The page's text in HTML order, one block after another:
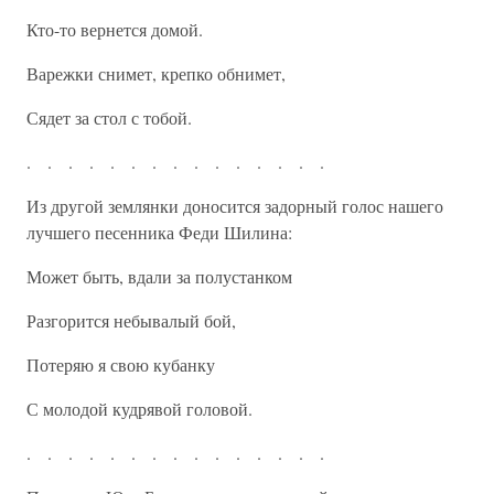
Кто-то вернется домой.
Варежки снимет, крепко обнимет,
Сядет за стол с тобой.
. . . . . . . . . . . . . . .
Из другой землянки доносится задорный голос нашего
лучшего песенника Феди Шилина:
Может быть, вдали за полустанком
Разгорится небывалый бой,
Потеряю я свою кубанку
С молодой кудрявой головой.
. . . . . . . . . . . . . . .